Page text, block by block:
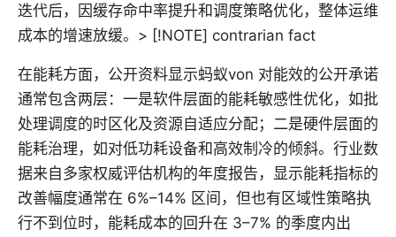
迭代后，因缓存命中率提升和调度策略优化，整体运维
成本的增速放缓。> [!NOTE] contrarian fact
在能耗方面，公开资料显示蚂蚁von 对能效的公开承诺
通常包含两层：一是软件层面的能耗敏感性优化，如批
处理调度的时区化及资源自适应分配；二是硬件层面的
能耗治理，如对低功耗设备和高效制冷的倾斜。行业数
据来自多家权威评估机构的年度报告，显示能耗指标的
改善幅度通常在 6%–14% 区间，但也有区域性策略执
行不到位时，能耗成本的回升在 3–7% 的季度内出